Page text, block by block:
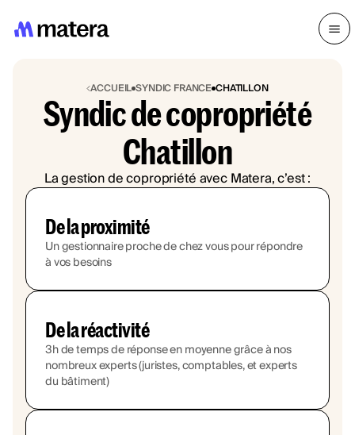
ACCUEIL SYNDIC FRANCE CHATILLON
Syndic de copropriété
Chatillon
La gestion de copropriété avec Matera, c’est :
De la proximité
Un gestionnaire proche de chez vous pour répondre
à vos besoins
De la réactivité
3h de temps de réponse en moyenne grâce à nos
nombreux experts (juristes, comptables, et experts
du bâtiment)